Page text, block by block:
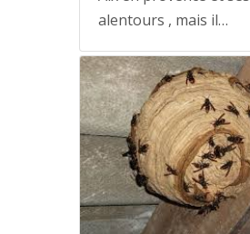
alentours , mais il…